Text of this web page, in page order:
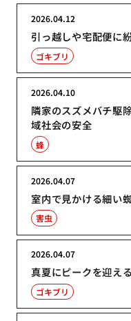
引っ越しや宅配便に
2026.04.12
ゴキブリ
隣家のスズメバチ駆
域社会の安全
2026.04.10
蜂
室内で見かける細い
2026.04.07
害虫
真夏にピークを迎え
2026.04.07
ゴキブリ